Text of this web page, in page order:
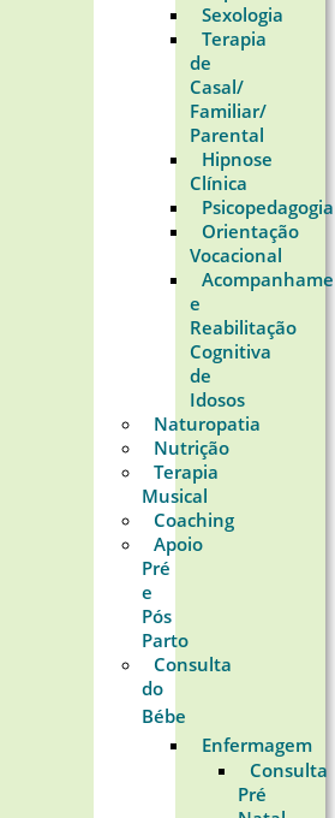
Sexologia
Terapia
de
Casal/
Familiar/
Parental
Hipnose
Clínica
Psicopedagogia
Orientação
Vocacional
e
Reabilitação
Cognitiva
de
Idosos
Naturopatia
Nutrição
Terapia
Musical
Coaching
Apoio
Pré
e
Pós
Parto
Consulta
do
Bébe
Enfermagem
Consulta
Pré